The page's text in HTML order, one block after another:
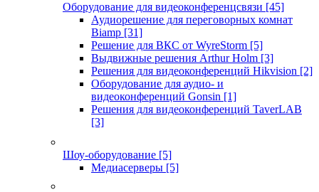
Оборудование для видеоконференцсвязи [45]
Аудиорешение для переговорных комнат
Biamp [31]
Решение для ВКС от WyreStorm [5]
Выдвижные решения Arthur Holm [3]
Решения для видеоконференций Hikvision [2]
Оборудование для аудио- и
видеоконференций Gonsin [1]
Решения для видеоконференций TaverLAB
[3]
Шоу-оборудование [5]
Медиасерверы [5]